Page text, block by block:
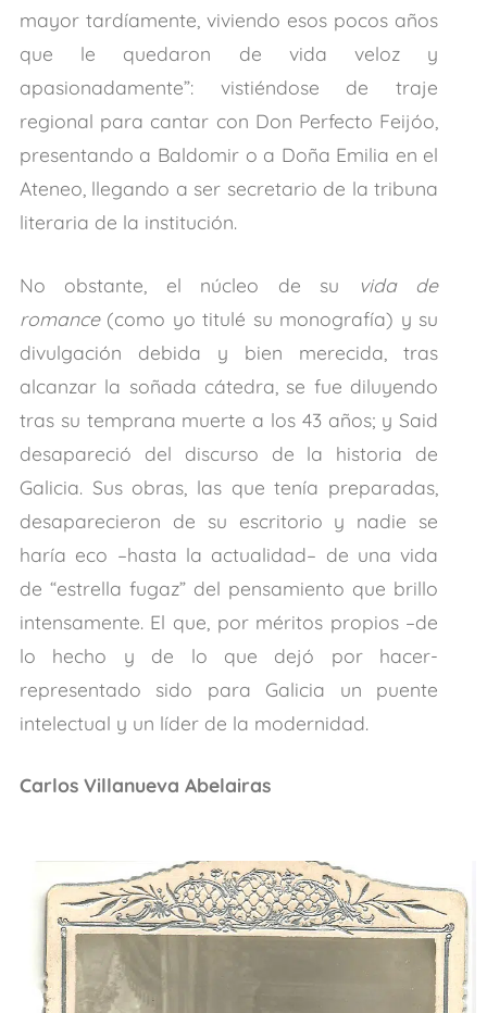
mayor tardíamente, viviendo esos pocos años
que le quedaron de vida veloz y
apasionadamente”: vistiéndose de traje
regional para cantar con Don Perfecto Feijóo,
presentando a Baldomir o a Doña Emilia en el
Ateneo, llegando a ser secretario de la tribuna
literaria de la institución.
No obstante, el núcleo de su
vida de
romance(como yo titulé su monografía) y su
divulgación debida y bien merecida, tras
alcanzar la soñada cátedra, se fue diluyendo
tras su temprana muerte a los 43 años; y Said
desapareció del discurso de la historia de
Galicia. Sus obras, las que tenía preparadas,
desaparecieron de su escritorio y nadie se
haría eco –hasta la actualidad– de una vida
de “estrella fugaz” del pensamiento que brillo
intensamente. El que, por méritos propios –de
lo hecho y de lo que dejó por hacer-
representado sido para Galicia un puente
intelectual y un líder de la modernidad.
Carlos Villanueva Abelairas